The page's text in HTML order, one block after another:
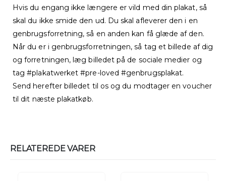
Hvis du engang ikke længere er vild med din plakat, så
skal du ikke smide den ud. Du skal afleverer den i en
genbrugsforretning, så en anden kan få glæde af den.
Når du er i genbrugsforretningen, så tag et billede af dig
og forretningen, læg billedet på de sociale medier og
tag #plakatwerket #pre-loved #genbrugsplakat.
Send herefter billedet til os og du modtager en voucher
til dit næste plakatkøb.
RELATEREDE VARER